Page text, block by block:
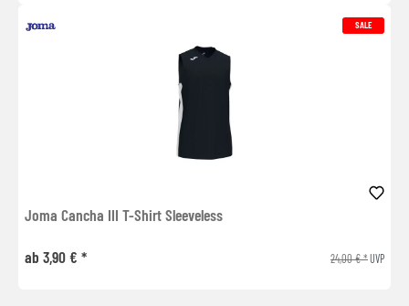
SALE
Joma Cancha III T-Shirt Sleeveless
ab 3,90 € * 24,00 € *UVP